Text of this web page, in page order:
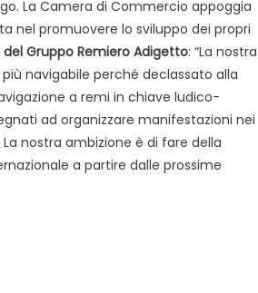
La Camera di Commercio appoggia
nel promuovere lo sviluppo dei propri
Gruppo Remiero Adigetto: “La nostra
navigabile perché declassato alla
a remi in chiave ludico-
ad organizzare manifestazioni nei
nostra ambizione è di fare della
a partire dalle prossime